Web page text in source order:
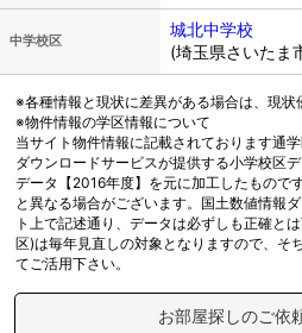
中学校区
城北中学校
(埼玉県さいたま
※各種情報と現状に差異がある場合は、現状
※物件情報の学区情報について
当サイト物件情報に記載されております通
ダウンロードサービスが提供する小学校区
データ【2016年度】を元に加工したもので
と異なる場合がございます。国土数値情報
ト上で記述通り、データは必ずしも正確と
区)は毎年見直しの対象となりますので、そ
てご活用下さい。
お部屋探しのご依